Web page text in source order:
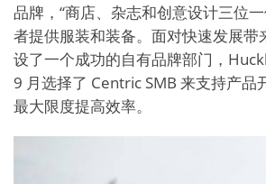
品牌，“商店、杂志和创意设计三位
者提供服装和装备。面对快速发展带
设了一个成功的自有品牌部门，
9 月选择了 Centric SMB 来支持产品
最大限度提高效率。